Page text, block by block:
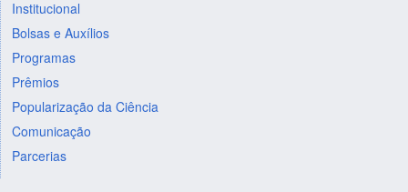
Institucional
Bolsas e Auxílios
Programas
Prêmios
Popularização da Ciência
Comunicação
Parcerias